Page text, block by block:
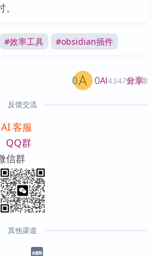
#效率工具 #obsidian插件
AI4347篇文章
0 0 分享
反馈交流
AI 客服
QQ群
信群
其他渠道